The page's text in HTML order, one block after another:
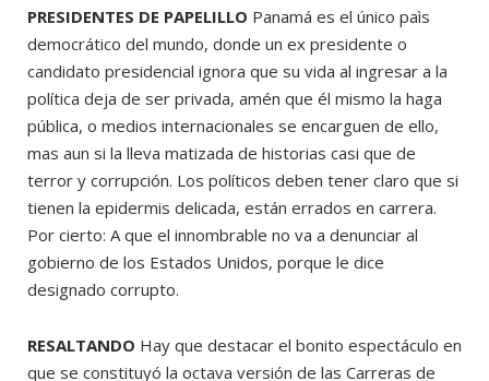
PRESIDENTES DE PAPELILLO Panamá es el único paìs
democrático del mundo, donde un ex presidente o
candidato presidencial ignora que su vida al ingresar a la
política deja de ser privada, amén que él mismo la haga
pública, o medios internacionales se encarguen de ello,
mas aun si la lleva matizada de historias casi que de
terror y corrupción. Los políticos deben tener claro que si
tienen la epidermis delicada, están errados en carrera.
Por cierto: A que el innombrable no va a denunciar al
gobierno de los Estados Unidos, porque le dice
designado corrupto.
RESALTANDO Hay que destacar el bonito espectáculo en
que se constituyó la octava versión de las Carreras de